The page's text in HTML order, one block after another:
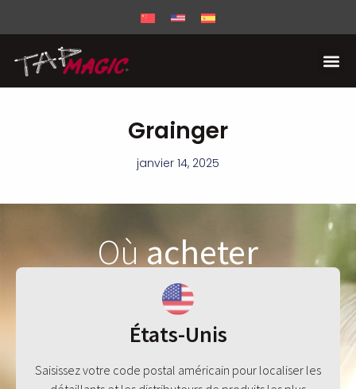
Grainger
janvier 14, 2025
Oùacheter
États-Unis
Saisissez votre code postal américain pour localiser les